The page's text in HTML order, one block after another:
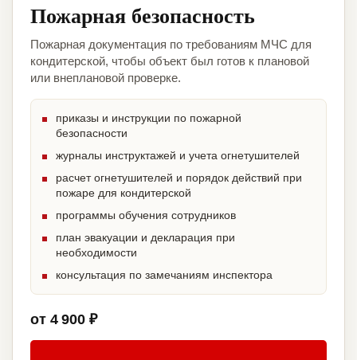
Пожарная безопасность
Пожарная документация по требованиям МЧС для
кондитерской, чтобы объект был готов к плановой
или внеплановой проверке.
приказы и инструкции по пожарной
безопасности
журналы инструктажей и учета огнетушителей
расчет огнетушителей и порядок действий при
пожаре для кондитерской
программы обучения сотрудников
план эвакуации и декларация при
необходимости
консультация по замечаниям инспектора
от 4 900 ₽